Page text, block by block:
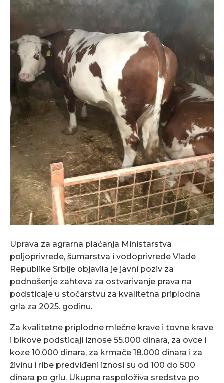
Uprava za agrarna plaćanja Ministarstva
poljoprivrede, šumarstva i vodoprivrede Vlade
Republike Srbije objavila je javni poziv za
podnošenje zahteva za ostvarivanje prava na
podsticaje u stočarstvu za kvalitetna priplodna
grla za 2025. godinu.
Za kvalitetne priplodne mlečne krave i tovne krave
i bikove podsticaji iznose 55.000 dinara, za ovce i
koze 10.000 dinara, za krmače 18.000 dinara i za
živinu i ribe predviđeni iznosi su od 100 do 500
dinara po grlu. Ukupna raspoloživa sredstva po